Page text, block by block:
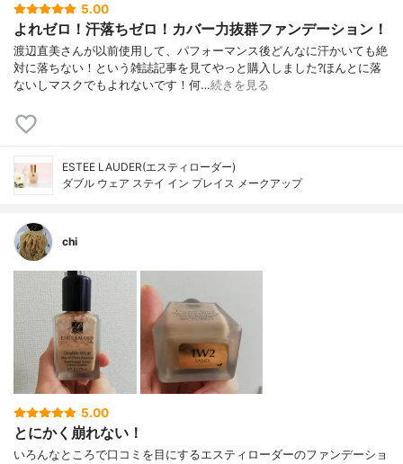
5.00
よれゼロ！汗落ちゼロ！カバー力抜群ファンデーション！
渡辺直美さんが以前使用して、パフォーマンス後どんなに汗かいても絶
対に落ちない！という雑誌記事を見てやっと購入しました?ほんとに落
ないしマスクでもよれないです！何…続きを見る
ESTEE LAUDER(エスティローダー)
ダブル ウェア ステイ イン プレイス メークアップ
chi
5.00
とにかく崩れない！
いろんなところで口コミを目にするエスティローダーのファンデーショ